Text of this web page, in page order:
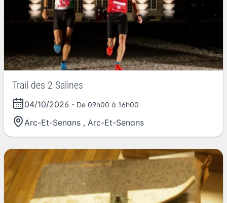
Trail des 2 Salines
04/10/2026 - De 09h00 à 16h00
Arc-Et-Senans , Arc-Et-Senans